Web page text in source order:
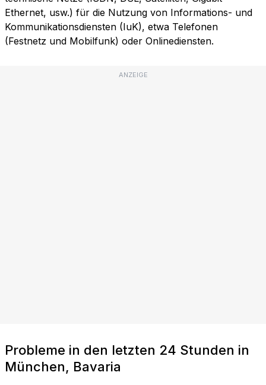
Ethernet, usw.) für die Nutzung von Informations- und
Kommunikationsdiensten (IuK), etwa Telefonen
(Festnetz und Mobilfunk) oder Onlinediensten.
ANZEIGE
Probleme in den letzten 24 Stunden in
München, Bavaria